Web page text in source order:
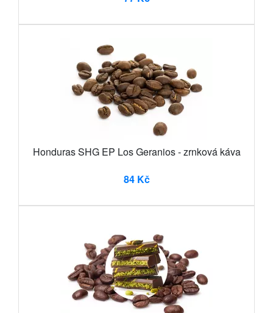
Honduras SHG EP Los Geranios - zrnková káva
84 Kč